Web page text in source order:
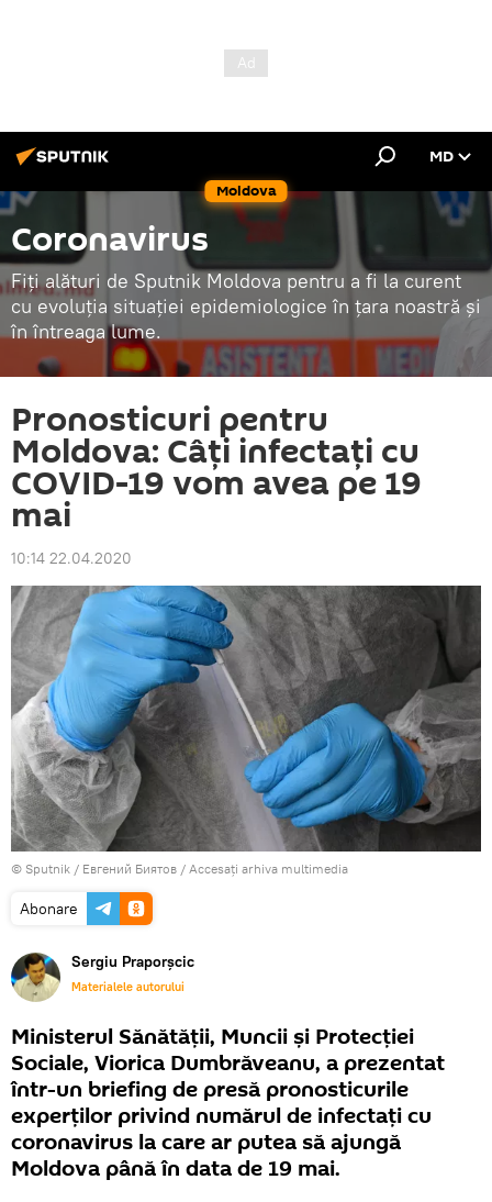
Moldova
MD
Coronavirus
Fiți alături de Sputnik Moldova pentru a fi la curent
cu evoluția situației epidemiologice în țara noastră și
în întreaga lume.
Pronosticuri pentru
Moldova: Câți infectați cu
COVID-19 vom avea pe 19
mai
10:14 22.04.2020
© Sputnik / Евгений Биятов / Accesați arhiva multimedia
Abonare
Sergiu Praporșcic
Materialele autorului
Ministerul Sănătății, Muncii și Protecției
Sociale, Viorica Dumbrăveanu, a prezentat
într-un briefing de presă pronosticurile
experților privind numărul de infectați cu
coronavirus la care ar putea să ajungă
Moldova până în data de 19 mai.